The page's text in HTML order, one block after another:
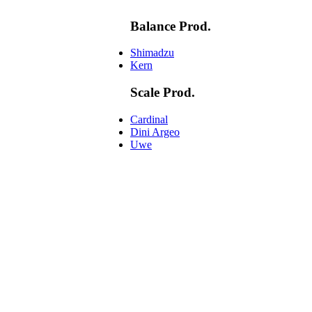
Balance Prod.
Shimadzu
Kern
Scale Prod.
Cardinal
Dini Argeo
Uwe